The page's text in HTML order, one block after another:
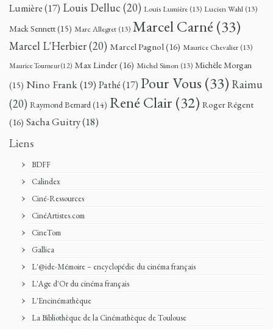
Lumière(17) Louis Delluc (20) Louis Lumière (13) Lucien Wahl (13)
Mack Sennett(15) Marc Allegret (13) Marcel Carné (33)
Marcel L'Herbier(20) Marcel Pagnol(16) Maurice Chevalier (13)
Maurice Tourneur(12) Max Linder(16) Michel Simon (13) Michèle Morgan
(15) Nino Frank(19) Pathé(17) Pour Vous (33) Raimu
(20) Raymond Bernard(14) René Clair (32) Roger Régent
(16) Sacha Guitry(18)
Liens
BDFF
Calindex
Ciné-Ressources
CinéArtistes.com
CineTom
Gallica
L'@ide-Mémoire – encyclopédie du cinéma français
L'Age d'Or du cinéma français
L'Encinémathèque
La Bibliothèque de la Cinémathèque de Toulouse